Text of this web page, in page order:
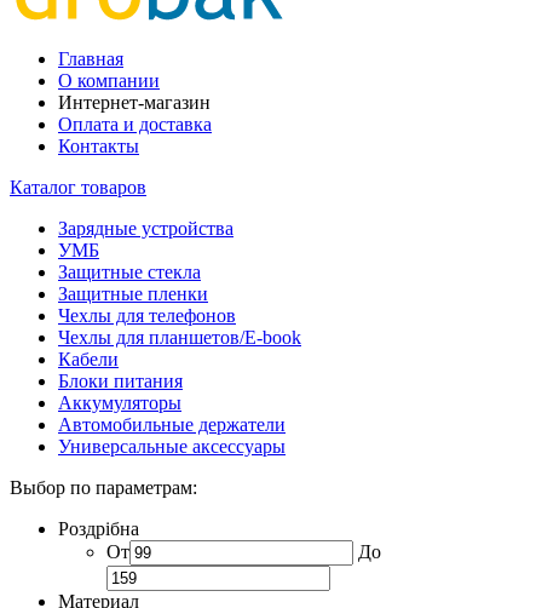
Главная
О компании
Интернет-магазин
Оплата и доставка
Контакты
Каталог товаров
Зарядные устройства
УМБ
Защитные стекла
Защитные пленки
Чехлы для телефонов
Чехлы для планшетов/E-book
Кабели
Блоки питания
Аккумуляторы
Автомобильные держатели
Универсальные аксессуары
Выбор по параметрам:
Роздрібна
От
До
Материал